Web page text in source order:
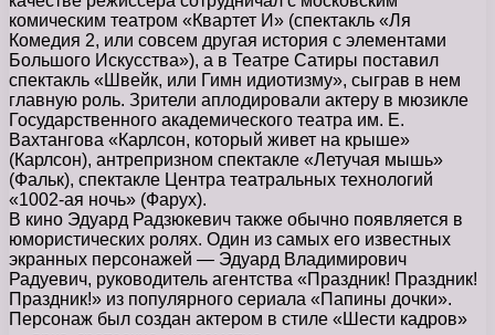
комическим театром «Квартет И» (спектакль «Ля
Комедия 2, или совсем другая история с элементами
Большого Искусства»), а в Театре Сатиры поставил
спектакль «Швейк, или Гимн идиотизму», сыграв в нем
главную роль. Зрители аплодировали актеру в мюзикле
Государственного академического театра им. Е.
Вахтангова «Карлсон, который живет на крыше»
(Карлсон), антрепризном спектакле «Летучая мышь»
(Фальк), спектакле Центра театральных технологий
«1002-ая ночь» (Фарух).
В кино Эдуард Радзюкевич также обычно появляется в
юмористических ролях. Один из самых его известных
экранных персонажей — Эдуард Владимирович
Радуевич, руководитель агентства «Праздник! Праздник!
Праздник!» из популярного сериала «Папины дочки».
Персонаж был создан актером в стиле «Шести кадров»